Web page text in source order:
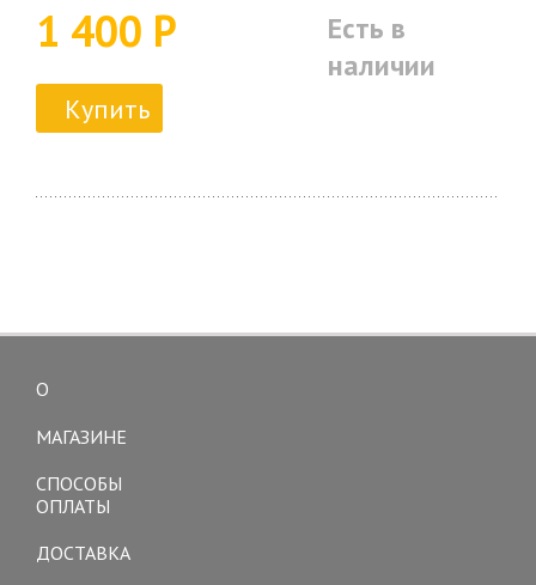
1 400 Р
Есть в
наличии
Купить
О
МАГАЗИНЕ
СПОСОБЫ
ОПЛАТЫ
ДОСТАВКА